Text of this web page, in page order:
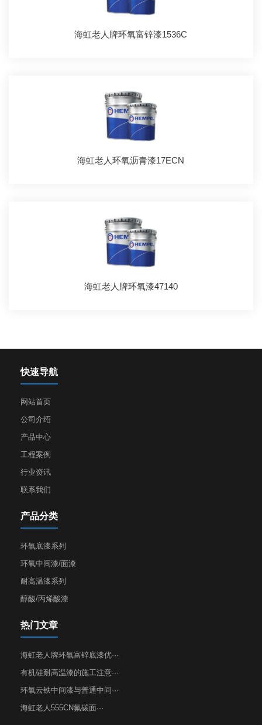
海虹老人牌环氧富锌漆1536C
海虹老人环氧沥青漆17ECN
海虹老人牌环氧漆47140
快速导航
网站首页
公司介绍
产品中心
工程案例
行业资讯
联系我们
产品分类
环氧底漆系列
环氧中间漆/面漆
耐高温漆系列
醇酸/丙烯酸漆
热门文章
海虹老人牌环氧富锌底漆优···
有机硅耐高温漆的施工注意···
环氧云铁中间漆与普通中间···
海虹老人555CN氟碳面···